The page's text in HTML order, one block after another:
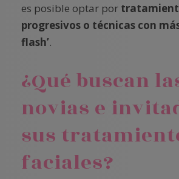
es posible optar por
progresivos o técnicas con
flash’.
¿Qué buscan
novias e
sus
faciales?